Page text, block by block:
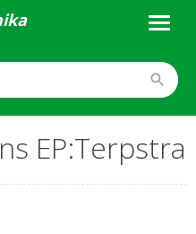
EP:Terpstra